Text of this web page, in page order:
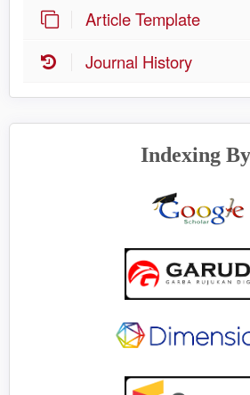
Article Template
Journal History
Indexing